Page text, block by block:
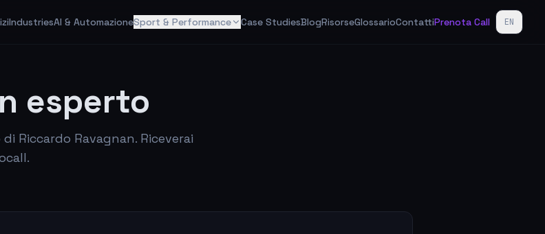
IndustriesAI & AutomazioneSport & Performance Case StudiesBlogRisorseGlossarioContattiPrenota Call EN
esperto
Riccardo Ravagnan. Riceverai